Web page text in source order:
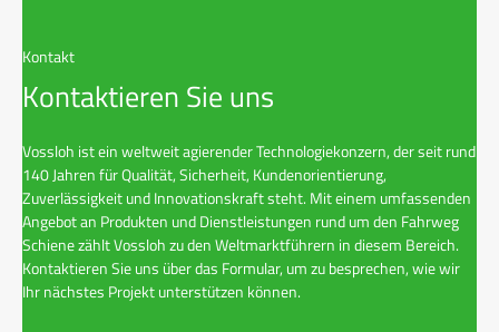
Kontakt
Kontaktieren Sie uns
Vossloh ist ein weltweit agierender Technologiekonzern, der seit rund
140 Jahren für Qualität, Sicherheit, Kundenorientierung,
Zuverlässigkeit und Innovationskraft steht. Mit einem umfassenden
Angebot an Produkten und Dienstleistungen rund um den Fahrweg
Schiene zählt Vossloh zu den Weltmarktführern in diesem Bereich.
Kontaktieren Sie uns über das Formular, um zu besprechen, wie wir
Ihr nächstes Projekt unterstützen können.